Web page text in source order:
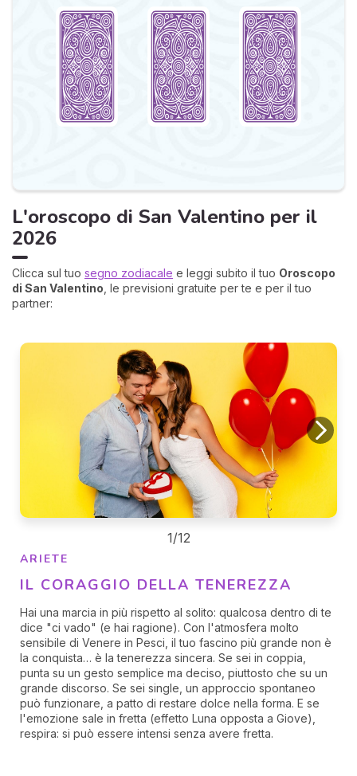
L'oroscopo di San Valentino per il
2026
Clicca sul tuo segno zodiacale e leggi subito il tuo Oroscopo
di San Valentino , le previsioni gratuite per te e per il tuo
partner:
ARIETE
IL CORAGGIO DELLA TENEREZZA
Hai una marcia in più rispetto al solito: qualcosa dentro di te
dice "ci vado" (e hai ragione). Con l'atmosfera molto
sensibile di Venere in Pesci, il tuo fascino più grande non è
la conquista… è la tenerezza sincera. Se sei in coppia,
punta su un gesto semplice ma deciso, piuttosto che su un
grande discorso. Se sei single, un approccio spontaneo
può funzionare, a patto di restare dolce nella forma. E se
l'emozione sale in fretta (effetto Luna opposta a Giove),
respira: si può essere intensi senza avere fretta.
1/12